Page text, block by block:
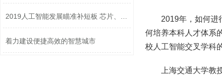
着力建设便捷高效的智慧城市
2019年，如何进
何培养本科人才体系
校人工智能交叉学科
上海交通大学